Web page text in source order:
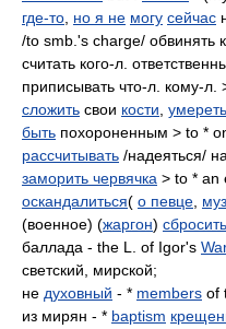
где-то но я не могу сейчас
/to smb.'s charge/ обвинять
считать кого-л.
приписывать что-л. кому-л.
сложить свои кости умереть
быть похороненным > to *
рассчитывать /надеяться/
заморить червячка > to * an
оскандалиться( о певце
(военное) (жаргон) сбросить
баллада - the L. of Igor's
светский, мирской;
не духовный - * members of
из мирян - * baptism